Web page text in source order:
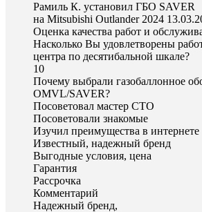
Рамиль К. установил ГБО SAVER
на Mitsubishi Outlander 2024
Оценка качества работ и
Насколько Вы удовлетворены
центра по десятибальной шкале?
10
Почему выбрали газобаллонное
OMVL/SAVER?
Посоветовал мастер СТО
Посоветовали знакомые
Изучил преимущества в интернете
Известный, надежный бренд
Выгодные условия, цена
Гарантия
Рассрочка
Комментарий
Надежный бренд,